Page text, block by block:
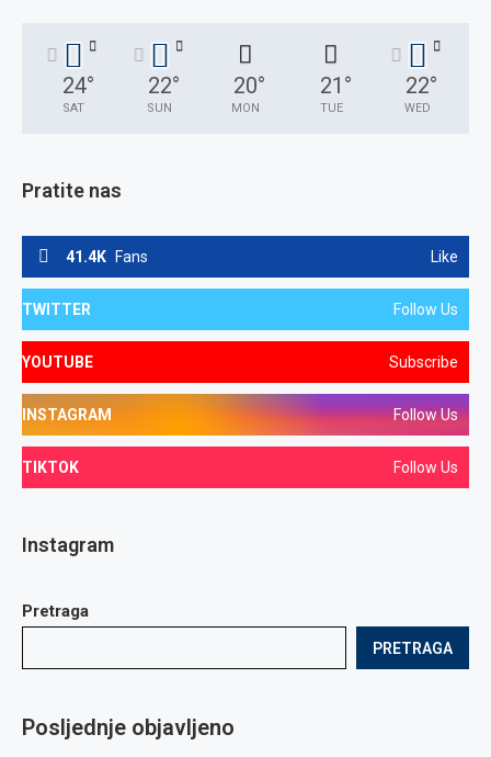
24°
SAT
22°
SUN
20°
MON
21 °
TUE
22°
WED
Pratite nas
41.4K Fans Like
TWITTER Follow Us
YOUTUBE Subscribe
INSTAGRAM Follow Us
TIKTOK Follow Us
Instagram
Pretraga
PRETRAGA
Posljednje objavljeno